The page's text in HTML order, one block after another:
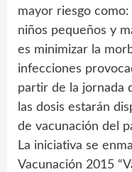
mayor riesgo
niños pequeños y
es minimizar la
infecciones
partir de la jornada
las dosis estarán
de vacunación del
La iniciativa se
Vacunación 2015